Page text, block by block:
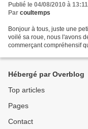
Publié le 04/08/2010 à 13:11
Par coultemps
Bonjour à tous, juste une
voilé sa roue, nous l'avons
commerçant compréhensif
Hébergé par Overblog
Top articles
Pages
Contact